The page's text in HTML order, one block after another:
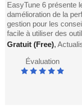
EasyTune 6 présente
damélioration de la
gestion pour les
facile à utiliser des
Gratuit (Free),
Évaluation